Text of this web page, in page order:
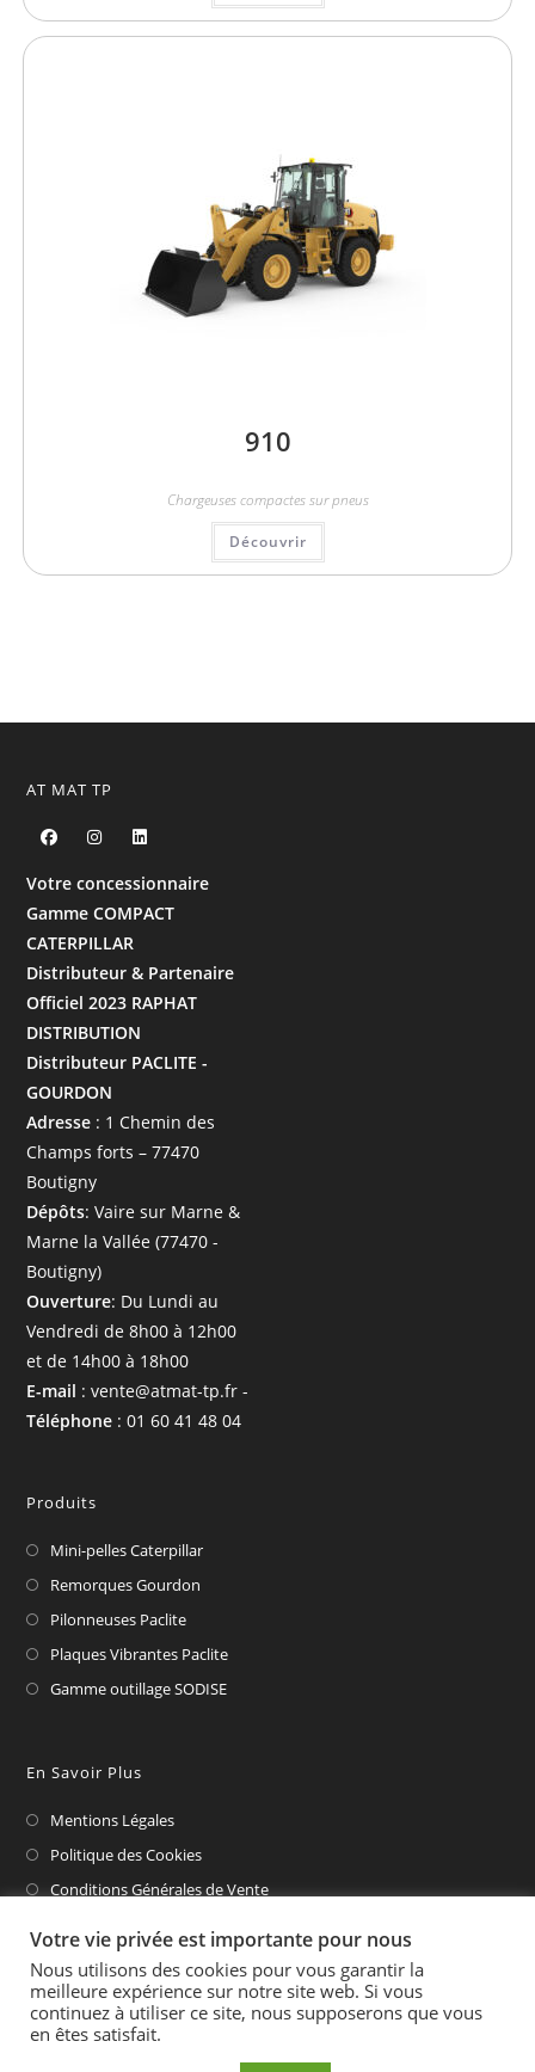
910
Chargeuses compactes sur pneus
Découvrir
AT MAT TP
Votre concessionnaire
Gamme COMPACT
CATERPILLAR
Distributeur & Partenaire
Officiel 2023 RAPHAT
DISTRIBUTION
Distributeur PACLITE -
GOURDON
Adresse : 1 Chemin des
Champs forts – 77470
Boutigny
Dépôts: Vaire sur Marne &
Marne la Vallée (77470 -
Boutigny)
Ouverture: Du Lundi au
Vendredi de 8h00 à 12h00
et de 14h00 à 18h00
E-mail : vente@atmat-tp.fr -
Téléphone : 01 60 41 48 04
Produits
Mini-pelles Caterpillar
Remorques Gourdon
Pilonneuses Paclite
Plaques Vibrantes Paclite
Gamme outillage SODISE
En Savoir Plus
Mentions Légales
Politique des Cookies
Conditions Générales de Vente
Votre vie privée est importante pour nous
Nous utilisons des cookies pour vous garantir la
meilleure expérience sur notre site web. Si vous
continuez à utiliser ce site, nous supposerons que vous
en êtes satisfait.